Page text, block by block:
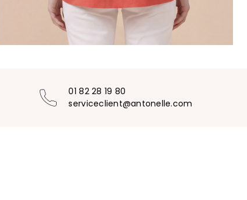
01 82 28 19 80
serviceclient@antonelle.com